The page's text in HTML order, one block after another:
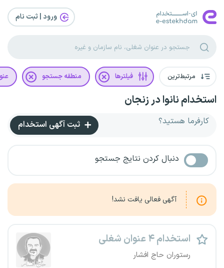
ورود | ثبت‌ نام
مرتبط‌ترین فیلترها منطقه جستجو
استخدام نانوا در زنجان
کارفرما هستید؟ ثبت آگهی استخدام
دنبال کردن نتایج جستجو
آگهی فعالی یافت نشد!
استخدام ۴ عنوان شغلی
رستوران حاج افشار